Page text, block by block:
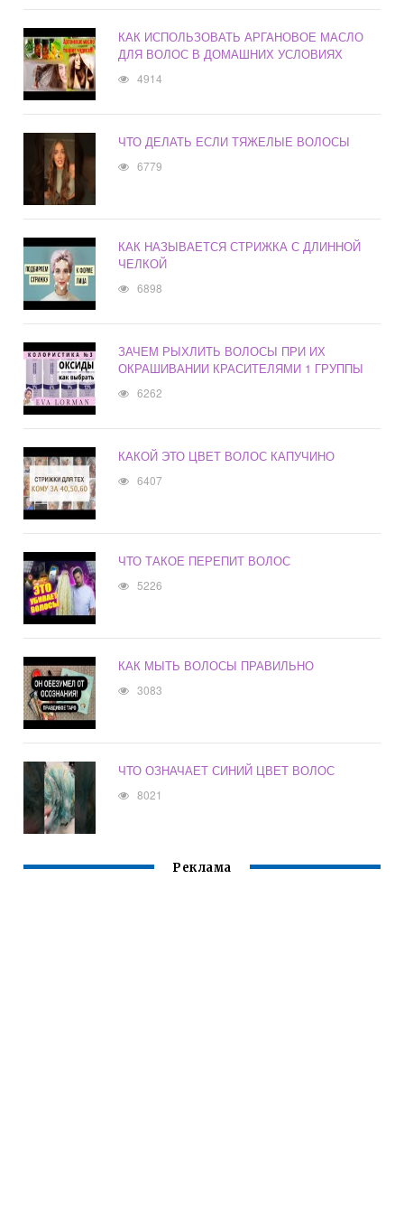
КАК ИСПОЛЬЗОВАТЬ АРГАНОВОЕ МАСЛО
ДЛЯ ВОЛОС В ДОМАШНИХ УСЛОВИЯХ
4914
ЧТО ДЕЛАТЬ ЕСЛИ ТЯЖЕЛЫЕ ВОЛОСЫ
6779
КАК НАЗЫВАЕТСЯ СТРИЖКА С ДЛИННОЙ
ЧЕЛКОЙ
6898
ЗАЧЕМ РЫХЛИТЬ ВОЛОСЫ ПРИ ИХ
ОКРАШИВАНИИ КРАСИТЕЛЯМИ 1 ГРУППЫ
6262
КАКОЙ ЭТО ЦВЕТ ВОЛОС КАПУЧИНО
6407
ЧТО ТАКОЕ ПЕРЕПИТ ВОЛОС
5226
КАК МЫТЬ ВОЛОСЫ ПРАВИЛЬНО
3083
ЧТО ОЗНАЧАЕТ СИНИЙ ЦВЕТ ВОЛОС
8021
Реклама